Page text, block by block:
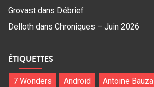
Grovast dans Débrief
Delloth dans Chroniques – Juin 2026
ÉTIQUETTES
7 Wonders Android Antoine Bauza